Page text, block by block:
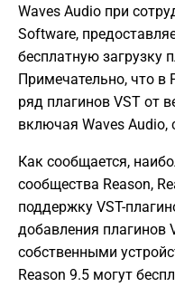
Waves Audio при
Software,
бесплатную загрузку
Примечательно, что в
ряд плагинов VST от
включая Waves Audio,
Как сообщается,
сообщества Reason,
поддержку VST-
добавления плагинов
собственными
Reason 9.5 могут